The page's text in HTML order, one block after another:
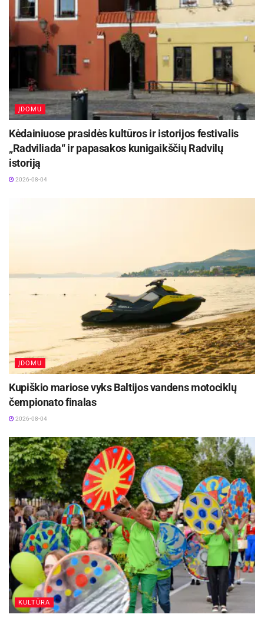
ĮDOMU
Kėdainiuose prasidės kultūros ir istorijos festivalis
„Radviliada“ ir papasakos kunigaikščių Radvilų
istoriją
2026-08-04
ĮDOMU
Kupiškio mariose vyks Baltijos vandens motociklų
čempionato finalas
2026-08-04
KULTŪRA